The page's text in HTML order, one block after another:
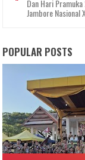
Dan Hari
Jambore Nasional
POPULAR POSTS